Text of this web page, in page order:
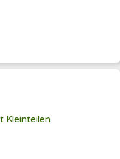
Kleinteilen